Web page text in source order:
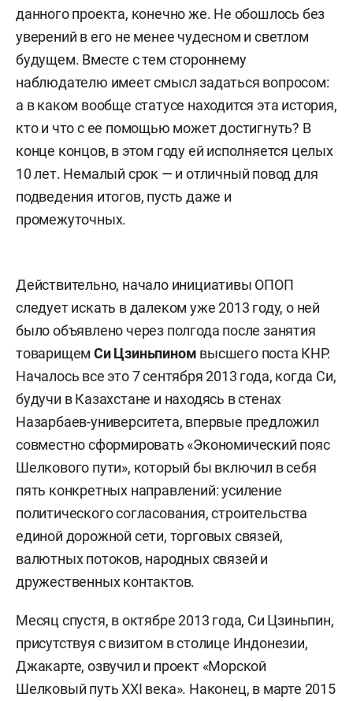
данного проекта, конечно же. Не обошлось без
уверений в его не менее чудесном и светлом
будущем. Вместе с тем стороннему
наблюдателю имеет смысл задаться вопросом:
а в каком вообще статусе находится эта история,
кто и что с ее помощью может достигнуть? В
конце концов, в этом году ей исполняется целых
10 лет. Немалый срок — и отличный повод для
подведения итогов, пусть даже и
промежуточных.
Действительно, начало инициативы ОПОП
следует искать в далеком уже 2013 году, о ней
было объявлено через полгода после занятия
товарищемСи Цзиньпином высшего поста КНР.
Началось все это 7 сентября 2013 года, когда Си,
будучи в Казахстане и находясь в стенах
Назарбаев-университета, впервые предложил
совместно сформировать «Экономический пояс
Шелкового пути», который бы включил в себя
пять конкретных направлений: усиление
политического согласования, строительства
единой дорожной сети, торговых связей,
валютных потоков, народных связей и
дружественных контактов.
Месяц спустя, в октябре 2013 года, Си Цзиньпин,
присутствуя с визитом в столице Индонезии,
Джакарте, озвучил и проект «Морской
Шелковый путь XXI века». Наконец, в марте 2015